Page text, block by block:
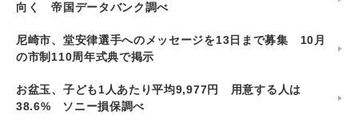
向く 帝国データバンク調べ
尼崎市、堂安律選手へのメッセージを13日まで募集 10月
の市制110周年式典で掲示
お盆玉、子ども1人あたり平均9,977円 用意する人は
38.6% ソニー損保調べ